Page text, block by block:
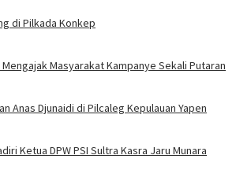
di Pilkada Konkep
Masyarakat Kampanye Sekali Putaran
Anas Djunaidi di Pilcaleg Kepulauan Yapen
Ketua DPW PSI Sultra Kasra Jaru Munara